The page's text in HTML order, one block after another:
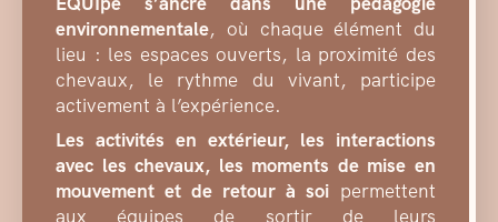
environnementale, où chaque élément du
lieu : les espaces ouverts, la proximité des
chevaux, le rythme du vivant, participe
activement à l’expérience.
Les activités en extérieur, les interactions
avec les chevaux, les moments de mise en
mouvement et de retour à soi permettent
aux équipes de sortir de leurs